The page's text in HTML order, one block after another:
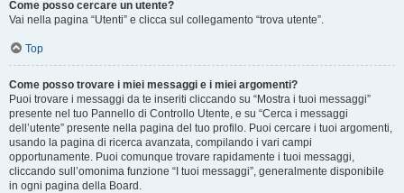
Come posso cercare un utente?
Vai nella pagina “Utenti” e clicca sul collegamento “trova utente”.
Top
Come posso trovare i miei messaggi e i miei argomenti?
Puoi trovare i messaggi da te inseriti cliccando su “Mostra i tuoi messaggi”
presente nel tuo Pannello di Controllo Utente, e su “Cerca i messaggi
dell’utente” presente nella pagina del tuo profilo. Puoi cercare i tuoi argomenti,
usando la pagina di ricerca avanzata, compilando i vari campi
opportunamente. Puoi comunque trovare rapidamente i tuoi messaggi,
cliccando sull’omonima funzione “I tuoi messaggi”, generalmente disponibile
in ogni pagina della Board.